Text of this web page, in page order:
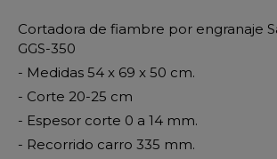
Cortadora de fiambre por engranaje
GGS-350
- Medidas 54 x 69 x 50 cm.
- Corte 20-25 cm
- Espesor corte 0 a 14 mm.
- Recorrido carro 335 mm.